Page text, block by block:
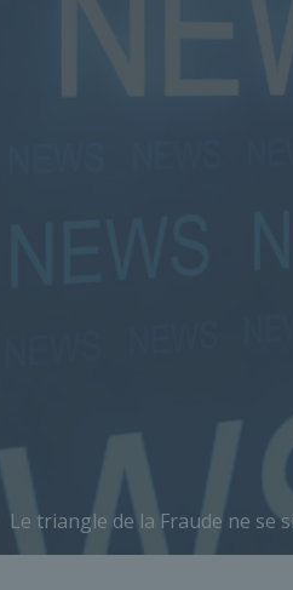
Le triangle de la Fraude ne se